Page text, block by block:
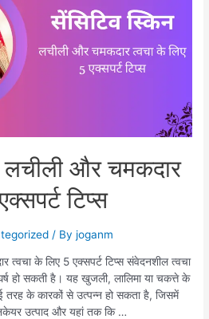
लचीली और चमकदार
टिप्स
/ Byjoganm
त्वचा के लिए 5 एक्सपर्ट टिप्स संवेदनशील त्वचा
हो सकती है। यह खुजली, लालिमा या चकत्ते के
के कारकों से उत्पन्न हो सकता है, जिसमें
उत्पाद और यहां तक कि …